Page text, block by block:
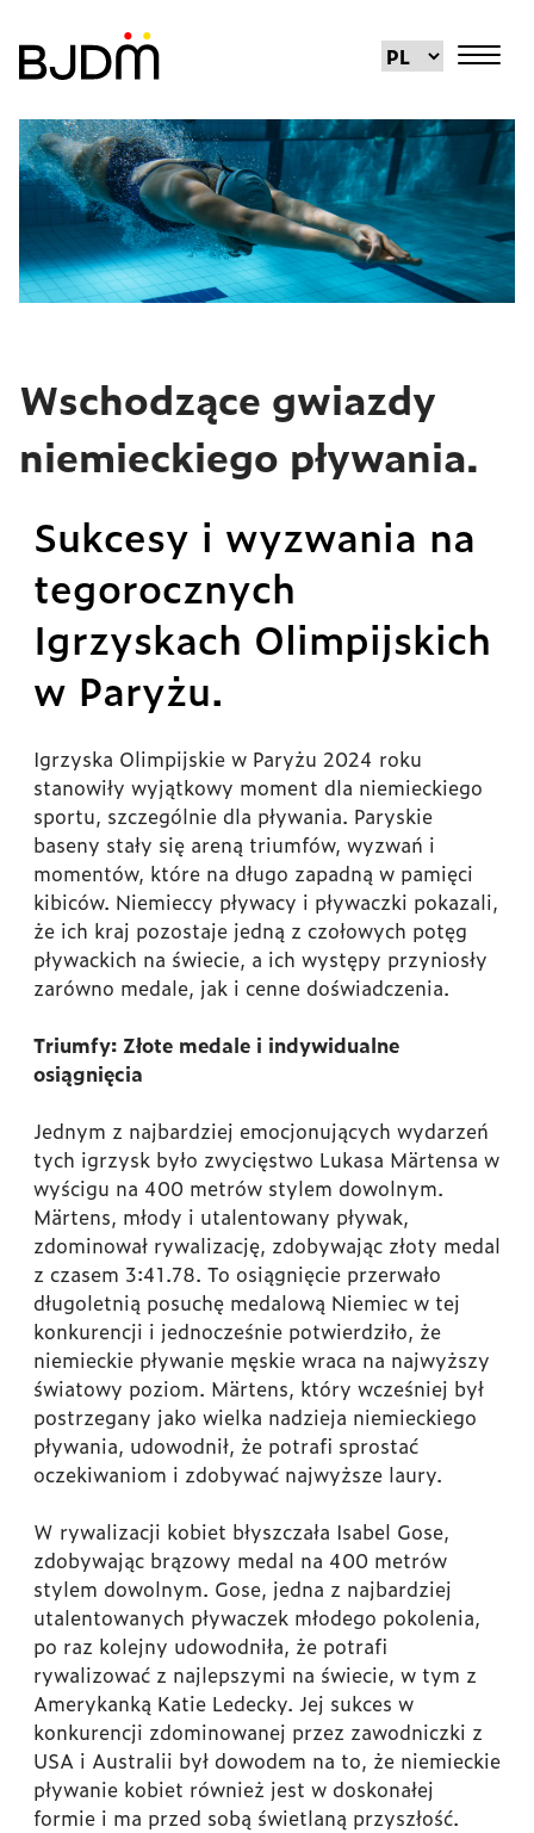
Wschodzące gwiazdy
niemieckiego pływania.
Sukcesy i wyzwania na
tegorocznych
Igrzyskach Olimpijskich
w Paryżu.
Igrzyska Olimpijskie w Paryżu 2024 roku
stanowiły wyjątkowy moment dla niemieckiego
sportu, szczególnie dla pływania. Paryskie
baseny stały się areną triumfów, wyzwań i
momentów, które na długo zapadną w pamięci
kibiców. Niemieccy pływacy i pływaczki pokazali,
że ich kraj pozostaje jedną z czołowych potęg
pływackich na świecie, a ich występy przyniosły
zarówno medale, jak i cenne doświadczenia.
Triumfy: Złote medale i indywidualne
osiągnięcia
Jednym z najbardziej emocjonujących wydarzeń
tych igrzysk było zwycięstwo Lukasa Märtensa w
wyścigu na 400 metrów stylem dowolnym.
Märtens, młody i utalentowany pływak,
zdominował rywalizację, zdobywając złoty medal
z czasem 3:41.78. To osiągnięcie przerwało
długoletnią posuchę medalową Niemiec w tej
konkurencji i jednocześnie potwierdziło, że
niemieckie pływanie męskie wraca na najwyższy
światowy poziom. Märtens, który wcześniej był
postrzegany jako wielka nadzieja niemieckiego
pływania, udowodnił, że potrafi sprostać
oczekiwaniom i zdobywać najwyższe laury.
W rywalizacji kobiet błyszczała Isabel Gose,
zdobywając brązowy medal na 400 metrów
stylem dowolnym. Gose, jedna z najbardziej
utalentowanych pływaczek młodego pokolenia,
po raz kolejny udowodniła, że potrafi
rywalizować z najlepszymi na świecie, w tym z
Amerykanką Katie Ledecky. Jej sukces w
konkurencji zdominowanej przez zawodniczki z
USA i Australii był dowodem na to, że niemieckie
pływanie kobiet również jest w doskonałej
formie i ma przed sobą świetlaną przyszłość.